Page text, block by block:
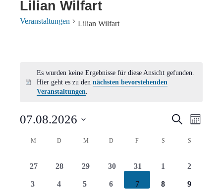
Lilian Wilfart
Veranstaltungen Lilian Wilfart
Hinweis
Es wurden keine Ergebnisse für diese Ansicht gefunden.
Hier geht es zu den nächsten bevorstehenden
Veranstaltungen.
Suche
SucheMonat
07.08.2026
Kalender
von
Veranstaltungen
M MONTAG
DDIENSTAG
M MITTWOCH
D DONNERSTAG
F FREITAGS SAMSTAG
S
0
27
0
28
0
29
0
30
0
31
0
1
0
2
0
3
0
4
0
5
0
6
0
7
0
8
0
9